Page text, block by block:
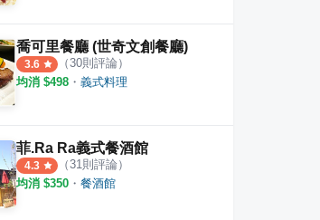
喬可里餐廳 (世奇文創餐廳)
3.6 （30則評論）
均消 $498 ・ 義式料理
菲.Ra Ra義式餐酒館
4.3 （31則評論）
均消 $350 ・ 餐酒館